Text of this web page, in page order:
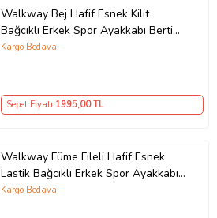
Walkway Bej Hafif Esnek Kilit
Bağcıklı Erkek Spor Ayakkabı Bertina
M
Kargo Bedava
Sepet Fiyatı 1995,00 TL
Walkway Füme Fileli Hafif Esnek
Lastik Bağcıklı Erkek Spor Ayakkabı
Motano M
Kargo Bedava